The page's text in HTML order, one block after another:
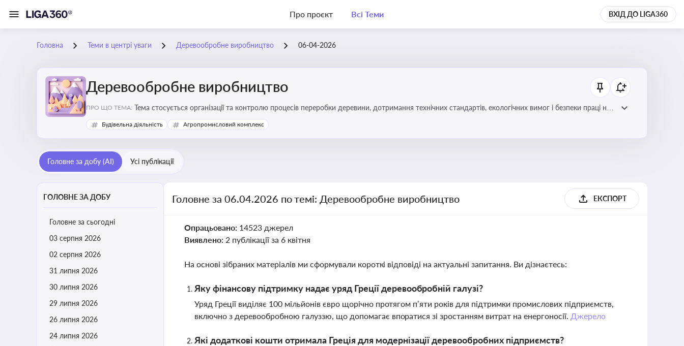
Про проєкт Всі Теми ВХІД ДО LIGA360
Головна Теми в центрі уваги Деревообробне виробництво 06-04-2026
Деревообробне виробництво
ПРО ЩО ТЕМА: Тема стосується організації та контролю процесів переробки деревини, дотримання технічних стандартів, екологічних вимог і безпеки праці на
деревообробних підприємствах
Будівельна діяльність Агропромисловий комплекс
Головне за добу (AI) Усі публікації
ГОЛОВНЕ ЗА ДОБУ
Головне за сьогодні
03 серпня 2026
02 серпня 2026
31 липня 2026
30 липня 2026
29 липня 2026
26 липня 2026
24 липня 2026
Головне за 06.04.2026 по темі: Деревообробне виробництво ЕКСПОРТ
Опрацьовано: 14523 джерел
Виявлено: 2 публікації за 6 квітня
На основі зібраних матеріалів ми сформували короткі відповіді на актуальні запитання. Ви дізнаєтесь:
Яку фінансову підтримку надає уряд Греції деревообробній галузі?
Уряд Греції виділяє 100 мільйонів євро щорічно протягом п’яти років для підтримки промислових підприємств,
включно з деревообробною галуззю, що допомагає впоратися зі зростанням витрат на енергоносії. Джерело
Які додаткові кошти отримала Греція для модернізації деревообробних підприємств?